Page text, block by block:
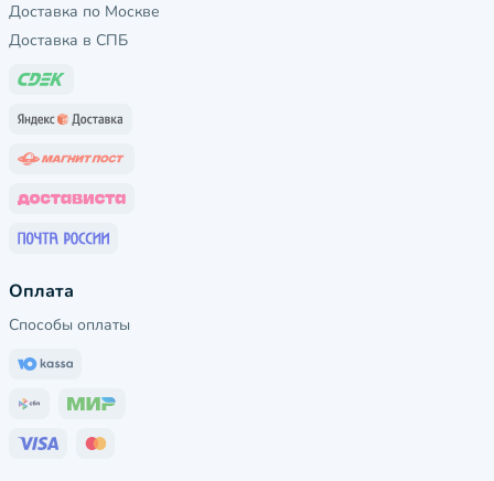
Доставка по Москве
Доставка в СПБ
Оплата
Способы оплаты